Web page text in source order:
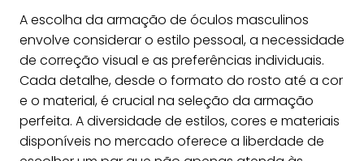
A escolha da armação de óculos masculinos
envolve considerar o estilo pessoal, a necessidade
de correção visual e as preferências individuais.
Cada detalhe, desde o formato do rosto até a cor
e o material, é crucial na seleção da armação
perfeita. A diversidade de estilos, cores e materiais
disponíveis no mercado oferece a liberdade de